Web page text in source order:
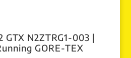
N2ZTRG1-003 |
GORE-TEX